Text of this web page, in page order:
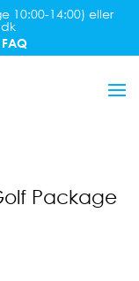
10:00-14:00) eller
Package